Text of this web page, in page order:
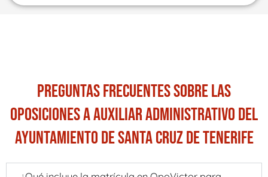
PREGUNTAS FRECUENTES SOBRE LAS
OPOSICIONES A AUXILIAR ADMINISTRATIVO DEL
AYUNTAMIENTO DE SANTA CRUZ DE TENERIFE